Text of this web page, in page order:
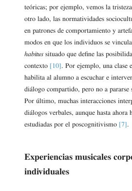
teóricas; por ejemplo, vemos la
otro lado, las normatividades
en patrones de comportamiento y
modos en que los individuos se
habitussituado que define las
contexto [10] . Por ejemplo, una clase
habilita al alumno a escuchar e
diálogo compartido, pero no a pararse
Por último, muchas interacciones
diálogos verbales, aunque hasta ahora
estudiadas por el poscognitivismo [7] .
Experiencias musicales
individuales